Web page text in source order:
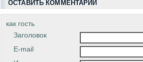
ОСТАВИТЬ КОММЕНТАРИЙ
как гость
Заголовок
E-mail